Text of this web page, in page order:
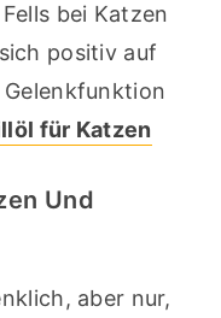
bei Katzen
positiv auf
für Katzen
Und
aber nur,